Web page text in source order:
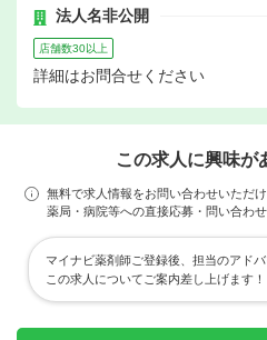
法人名非公開
店舗数30以上
詳細はお問合せください
この求人に興味が
無料で求人情報をお問い合わせいただけ
薬局・病院等への直接応募・問い合わ
マイナビ薬剤師ご登録後、担当のアド
この求人についてご案内差し上げます！